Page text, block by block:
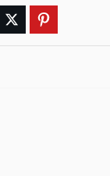
Facebook Twitter